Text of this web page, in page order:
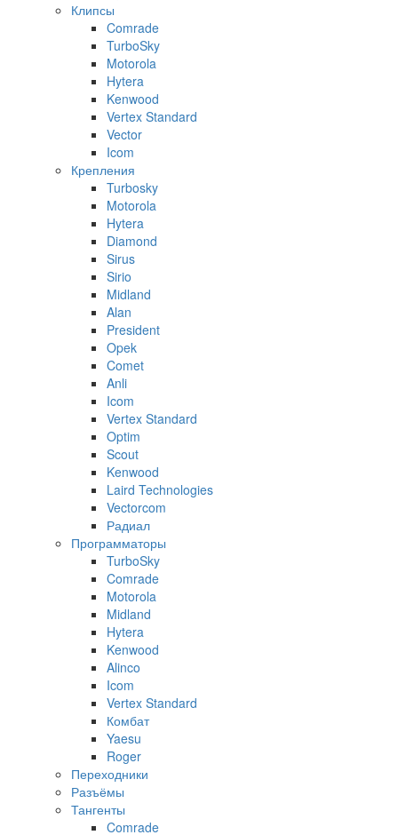
Клипсы
Comrade
TurboSky
Motorola
Hytera
Kenwood
Vertex Standard
Vector
Icom
Крепления
Turbosky
Motorola
Hytera
Diamond
Sirus
Sirio
Midland
Alan
President
Opek
Comet
Anli
Icom
Vertex Standard
Optim
Scout
Kenwood
Laird Technologies
Vectorcom
Радиал
Программаторы
TurboSky
Comrade
Motorola
Midland
Hytera
Kenwood
Alinco
Icom
Vertex Standard
Комбат
Yaesu
Roger
Переходники
Разъёмы
Тангенты
Comrade